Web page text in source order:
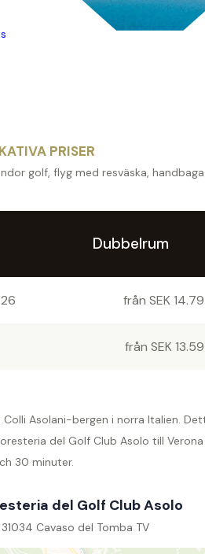
PRISER
golf, flyg med resväska,
Dubbelrum
från SEK
från SEK
Asolani-bergen i norra Italien.
del Golf Club Asolo till
30 minuter.
del Golf Club Asolo
31034 Cavaso del Tomba TV